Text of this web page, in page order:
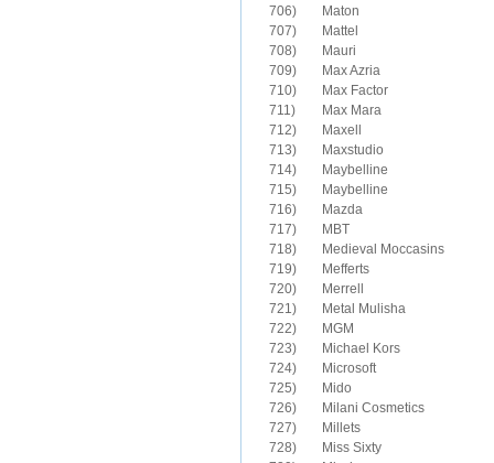
706)	Maton
707)	Mattel
708)	Mauri
709)	Max Azria
710)	Max Factor
711)	Max Mara
712)	Maxell
713)	Maxstudio
714)	Maybelline
715)	Maybelline
716)	Mazda
717)	MBT
718)	Medieval Moccasins
719)	Mefferts
720)	Merrell
721)	Metal Mulisha
722)	MGM
723)	Michael Kors
724)	Microsoft
725)	Mido
726)	Milani Cosmetics
727)	Millets
728)	Miss Sixty